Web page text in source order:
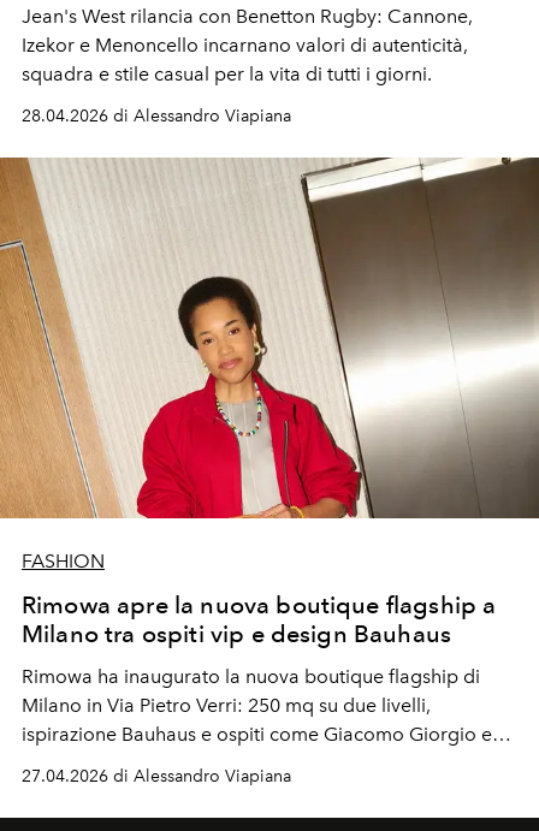
Jean's West rilancia con Benetton Rugby: Cannone,
Izekor e Menoncello incarnano valori di autenticità,
squadra e stile casual per la vita di tutti i giorni.
28.04.2026 di Alessandro Viapiana
FASHION
Rimowa apre la nuova boutique flagship a
Milano tra ospiti vip e design Bauhaus
Rimowa ha inaugurato la nuova boutique flagship di
Milano in Via Pietro Verri: 250 mq su due livelli,
ispirazione Bauhaus e ospiti come Giacomo Giorgio e
Tamu McPherson.
27.04.2026 di Alessandro Viapiana